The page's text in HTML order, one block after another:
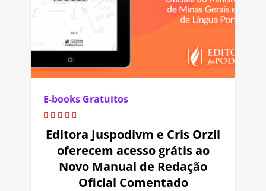
E-books Gratuitos
Editora Juspodivm e Cris Orzil
oferecem acesso grátis ao
Novo Manual de Redação
Oficial Comentado